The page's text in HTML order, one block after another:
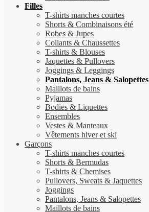
Filles
T-shirts manches courtes
Shorts & Combinaisons été
Robes & Jupes
Collants & Chaussettes
T-shirts & Blouses
Jaquettes & Pullovers
Joggings & Leggings
Pantalons, Jeans & Salopettes
Maillots de bains
Pyjamas
Bodies & Liquettes
Ensembles
Vestes & Manteaux
Vêtements hiver et ski
Garçons
T-shirts manches courtes
Shorts & Bermudas
T-shirts & Chemises
Pullovers, Sweats & Jaquettes
Joggings
Pantalons, Jeans & Salopettes
Maillots de bains